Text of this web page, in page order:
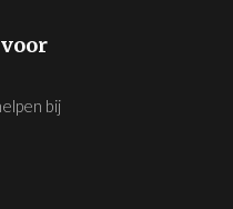
bij